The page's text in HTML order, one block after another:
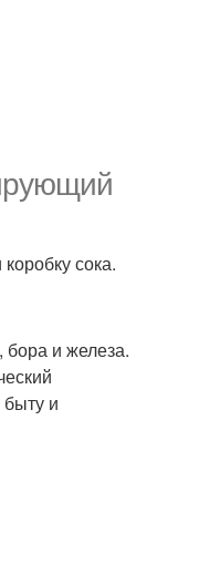
сока.
и железа.
и